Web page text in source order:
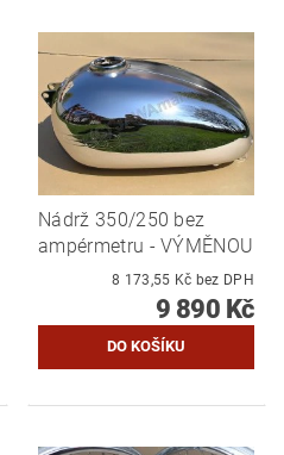
Nádrž 350/250 bez
ampérmetru - VÝMĚNOU
8 173,55 Kč bez DPH
9 890 Kč